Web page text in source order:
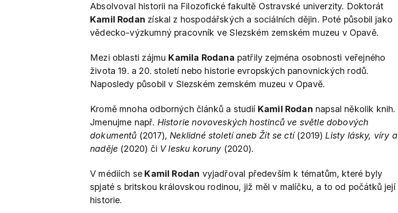
Absolvoval historii na Filozofické fakultě Ostravské univerzity. Doktorát
Kamil Rodan získal z hospodářských a sociálních dějin. Poté působil jako
vědecko-výzkumný pracovník ve Slezském zemském muzeu v Opavě.
Mezi oblasti zájmu Kamila Rodana patřily zejména osobnosti veřejného
života 19. a 20. století nebo historie evropských panovnických rodů.
Naposledy působil v Slezském zemském muzeu v Opavě.
Kromě mnoha odborných článků a studií Kamil Rodan napsal několik knih.
Jmenujme např. Historie novoveských hostinců ve světle dobových
dokumentů (2017), Neklidné století aneb Žít se ctí(2019) Listy lásky, víry a
naděje (2020) či V lesku koruny (2020).
V médiích se Kamil Rodan vyjadřoval především k tématům, které byly
spjaté s britskou královskou rodinou, již měl v malíčku, a to od počátků její
historie.